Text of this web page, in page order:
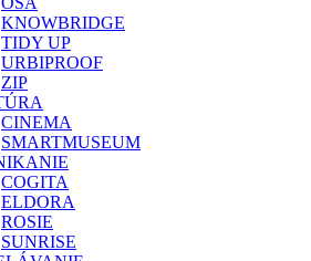
KNOWBRIDGE
TIDY UP
URBIPROOF
ZIP
CINEMA
SMARTMUSEUM
COGITA
ELDORA
ROSIE
SUNRISE